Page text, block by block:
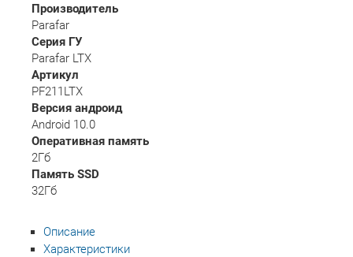
Производитель
Parafar
Серия ГУ
Parafar LTX
Артикул
PF211LTX
Версия андроид
Android 10.0
Оперативная память
2Гб
Память SSD
32Гб
Описание
Характеристики